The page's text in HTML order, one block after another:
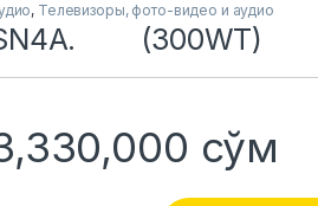
, Телевизоры, фото-видео и аудио
(300WT)
сўм